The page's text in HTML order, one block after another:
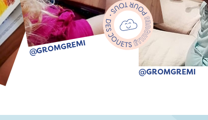
@GROMGREMI
@GROMGREMI